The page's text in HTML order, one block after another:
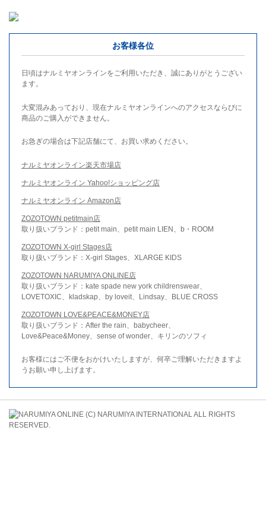
お客様各位
日頃はナルミヤオンラインをご利用いただき、誠にありがとうござい
ます。
大変混みあっており、現在ナルミヤオンラインへのアクセスならびに
商品のご購入ができません。
お急ぎの場合は下記店舗にて、お買い求めください。
ナルミヤオンライン楽天市場店
ナルミヤオンライン Yahoo!ショッピング店
ナルミヤオンライン Amazon店
ZOZOTOWN petitmain店
取り扱いブランド：petit main、petit main LIEN、b・ROOM
ZOZOTOWN X-girl Stages店
取り扱いブランド：X-girl Stages、XLARGE KIDS
ZOZOTOWN NARUMIYA ONLINE店
取り扱いブランド：kate spade new york childrenswear、
LOVETOXIC、kladskap、by loveit、Lindsay、BLUE CROSS
ZOZOTOWN LOVE&PEACE&MONEY店
取り扱いブランド：After the rain、babycheer、
Love&Peace&Money、sense of wonder、キリンのソフィ
お客様にはご不便をおかけいたしますが、何卒ご理解いただきますよ
うお願い申し上げます。